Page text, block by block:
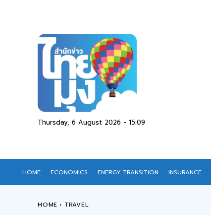
Thursday, 6 August 2026 - 15:09
HOME ECONOMICS ENERGY TRANSITION INSURANCE
HOME TRAVEL